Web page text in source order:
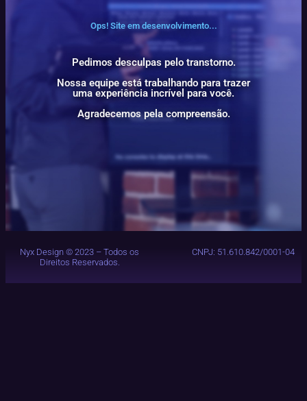
Ops! Site em desenvolvimento...
Pedimos desculpas pelo transtorno.
Nossa equipe está trabalhando para trazer
uma experiência incrível para você.
Agradecemos pela compreensão.
Nyx Design © 2023 – Todos os
Direitos Reservados.
CNPJ: 51.610.842/0001-04